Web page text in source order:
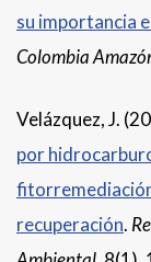
su importancia
Colombia
Velázquez, J.
por
recuperación.